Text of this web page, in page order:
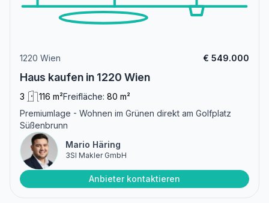
1220 Wien € 549.000
Haus kaufen in 1220 Wien
3 116 m²Freifläche: 80 m²
Premiumlage - Wohnen im Grünen direkt am Golfplatz
Süßenbrunn
Mario Häring
3SI Makler GmbH
Anbieter kontaktieren